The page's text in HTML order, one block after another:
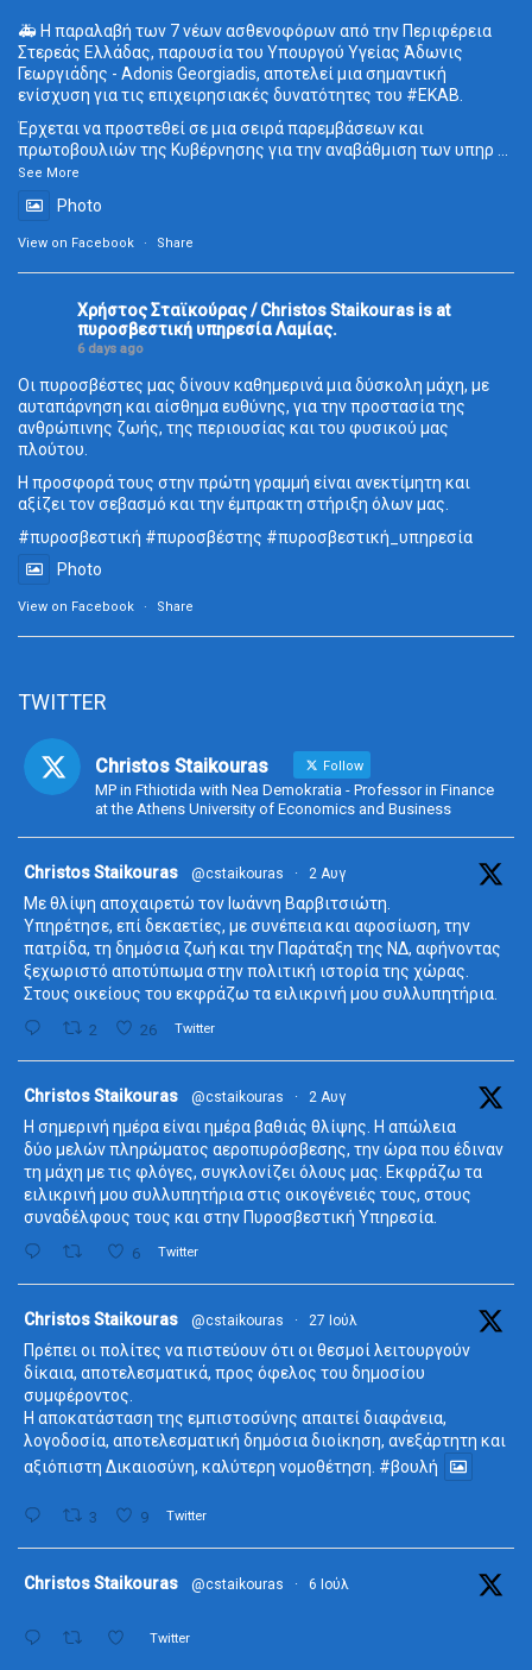
🚑 Η παραλαβή των 7 νέων ασθενοφόρων από την Περιφέρεια
Στερεάς Ελλάδας, παρουσία του Υπουργού Υγείας Άδωνις
Γεωργιάδης - Adonis Georgiadis, αποτελεί μια σημαντική
ενίσχυση για τις επιχειρησιακές δυνατότητες του #ΕΚΑΒ
Έρχεται να προστεθεί σε μια σειρά παρεμβάσεων και
πρωτοβουλιών της Κυβέρνησης για την αναβάθμιση των υπηρ
See More
Photo
View on Facebook · Share
Χρήστος Σταϊκούρας / Christos Staikouras is at
πυροσβεστική υπηρεσία Λαμίας.
6 days ago
Οι πυροσβέστες μας δίνουν καθημερινά μια δύσκολη μάχη, με
αυταπάρνηση και αίσθημα ευθύνης, για την προστασία της
ανθρώπινης ζωής, της περιουσίας και του φυσικού μας
πλούτου.
Η προσφορά τους στην πρώτη γραμμή είναι ανεκτίμητη και
αξίζει τον σεβασμό και την έμπρακτη στήριξη όλων μας.
#πυροσβεστική #πυροσβέστης #πυροσβεστική_ υπηρεσία
Photo
View on Facebook · Share
TWITTER
Christos Staikouras Follow
MP in Fthiotida with Nea Demokratia - Professor in Finance
at the Athens University of Economics and Business
Christos Staikouras @cstaikouras · 2 Αυγ
Με θλίψη αποχαιρετώ τον Ιωάννη Βαρβιτσιώτη.
Υπηρέτησε, επί δεκαετίες, με συνέπεια και αφοσίωση, την
πατρίδα, τη δημόσια ζωή και την Παράταξη της ΝΔ, αφήνοντας
ξεχωριστό αποτύπωμα στην πολιτική ιστορία της χώρας.
Στους οικείους του εκφράζω τα ειλικρινή μου συλλυπητήρια.
2 26 Twitter
Christos Staikouras @cstaikouras · 2 Αυγ
Η σημερινή ημέρα είναι ημέρα βαθιάς θλίψης. Η απώλεια
δύο μελών πληρώματος αεροπυρόσβεσης, την ώρα που έδιναν
τη μάχη με τις φλόγες, συγκλονίζει όλους μας. Εκφράζω τα
ειλικρινή μου συλλυπητήρια στις οικογένειές τους, στους
συναδέλφους τους και στην Πυροσβεστική Υπηρεσία.
6 Twitter
Christos Staikouras @cstaikouras · 27 Ιούλ
Πρέπει οι πολίτες να πιστεύουν ότι οι θεσμοί λειτουργούν
δίκαια, αποτελεσματικά, προς όφελος του δημοσίου
συμφέροντος.
Η αποκατάσταση της εμπιστοσύνης απαιτεί διαφάνεια,
λογοδοσία, αποτελεσματική δημόσια διοίκηση, ανεξάρτητη και
αξιόπιστη Δικαιοσύνη, καλύτερη νομοθέτηση. #βουλή
3 9 Twitter
Christos Staikouras @cstaikouras · 6 Ιούλ
Twitter